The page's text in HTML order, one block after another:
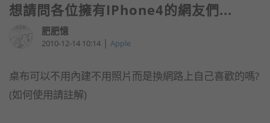
想請問各位擁有IPhone4的網友們...
肥肥憶
2010-12-14 10:14 | Apple
桌布可以不用內建不用照片而是換網路上自己喜歡的嗎?
(如何使用請註解)